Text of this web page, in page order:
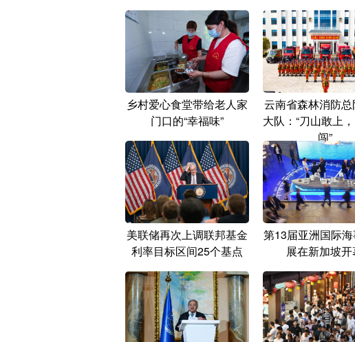
乡村爱心食堂带给老人家
门口的“幸福味”
云南省森林消防
大队：“刀山敢上
闯”
美联储再次上调联邦基金
利率目标区间25个基点
第13届亚洲国际
展在新加坡开